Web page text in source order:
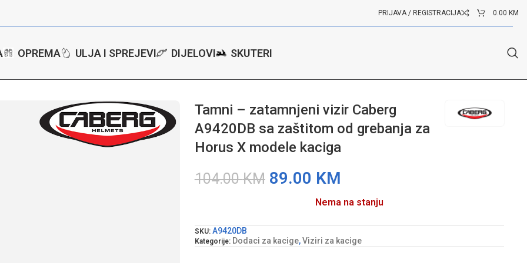
PRIJAVA / REGISTRACIJA 0.00 KM
OPREMA ULJA I SPREJEVI DIJELOVI SKUTERI
Tamni – zatamnjeni vizir Caberg
A9420DB sa zaštitom od grebanja za
Horus X modele kaciga
104.00KM 89.00 KM
Nema na stanju
SKU: A9420DB
Kategorije: Dodaci za kacige, Viziri za kacige